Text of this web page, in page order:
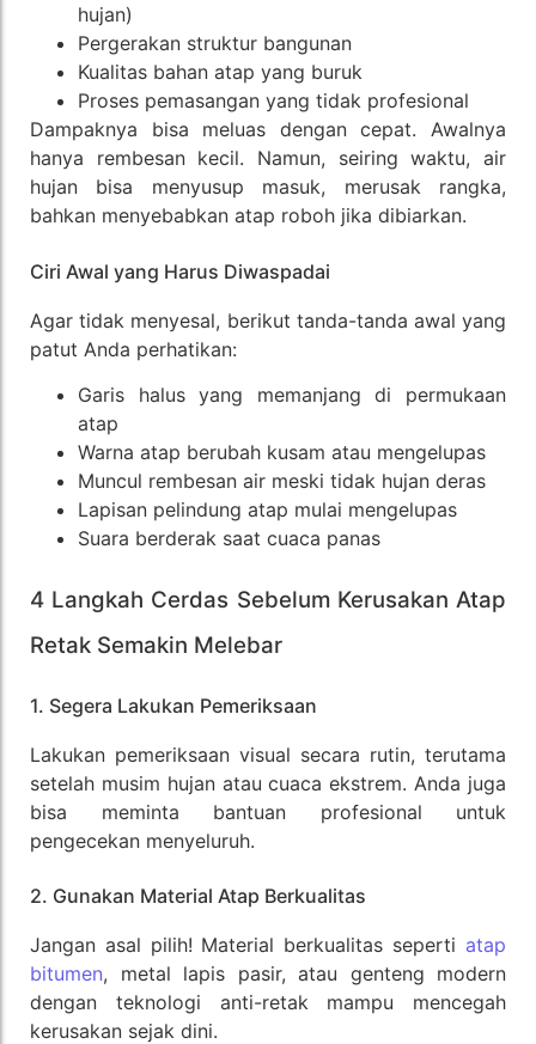
hujan)
Pergerakan struktur bangunan
Kualitas bahan atap yang buruk
Proses pemasangan yang tidak profesional
Dampaknya bisa meluas dengan cepat. Awalnya
hanya rembesan kecil. Namun, seiring waktu, air
hujan bisa menyusup masuk, merusak rangka,
bahkan menyebabkan atap roboh jika dibiarkan.
Ciri Awal yang Harus Diwaspadai
Agar tidak menyesal, berikut tanda-tanda awal yang
patut Anda perhatikan:
Garis halus yang memanjang di permukaan
atap
Warna atap berubah kusam atau mengelupas
Muncul rembesan air meski tidak hujan deras
Lapisan pelindung atap mulai mengelupas
Suara berderak saat cuaca panas
4 Langkah Cerdas Sebelum Kerusakan Atap
Retak Semakin Melebar
1. Segera Lakukan Pemeriksaan
Lakukan pemeriksaan visual secara rutin, terutama
setelah musim hujan atau cuaca ekstrem. Anda juga
bisa meminta bantuan profesional untuk
pengecekan menyeluruh.
2. Gunakan Material Atap Berkualitas
Jangan asal pilih! Material berkualitas seperti atap
bitumen, metal lapis pasir, atau genteng modern
dengan teknologi anti-retak mampu mencegah
kerusakan sejak dini.